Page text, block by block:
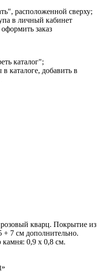
расположенной сверху;
в личный кабинет
заказ
каталог";
каталоге, добавить в
кварц. Покрытие из
+ 7 см дополнительно.
камня: 0,9 х 0,8 см.